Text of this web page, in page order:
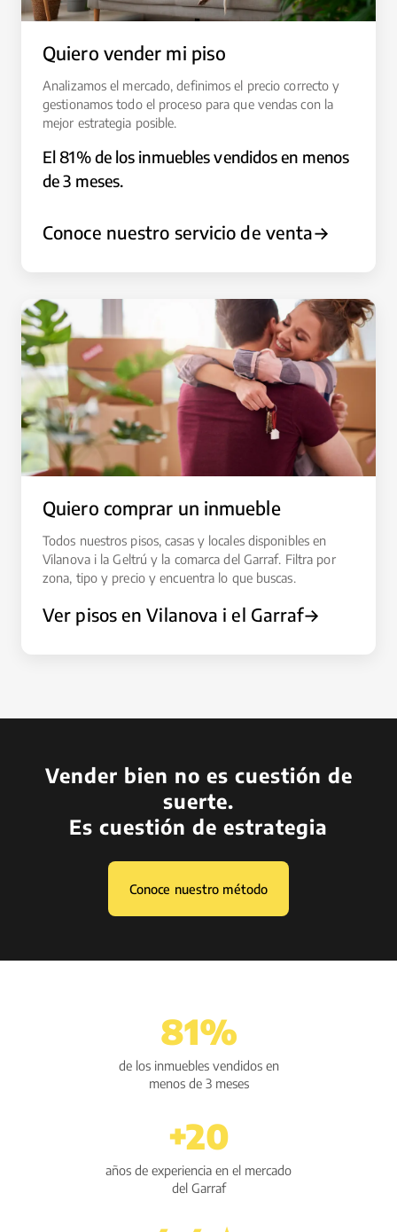
Quiero vender mi piso
Analizamos el mercado, definimos el precio correcto y
gestionamos todo el proceso para que vendas con la
mejor estrategia posible.
El 81% de los inmuebles vendidos en menos
de 3 meses.
Conoce nuestro servicio de venta→
Quiero comprar un inmueble
Todos nuestros pisos, casas y locales disponibles en
Vilanova i la Geltrú y la comarca del Garraf. Filtra por
zona, tipo y precio y encuentra lo que buscas.
Ver pisos en Vilanova i el Garraf→
Vender bien no es cuestión de
suerte.
Es cuestión de estrategia
Conoce nuestro método
81%
de los inmuebles vendidos en
menos de 3 meses
+20
años de experiencia en el mercado
del Garraf